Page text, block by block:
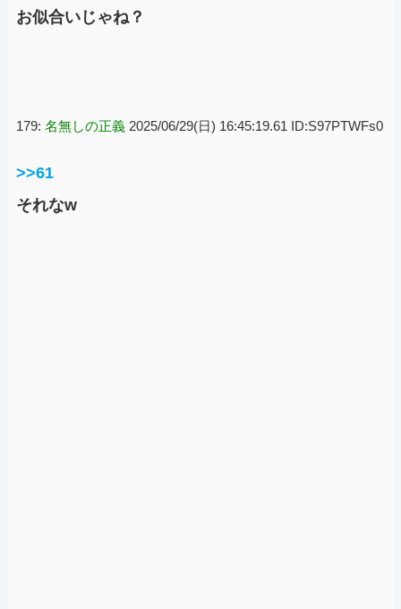
お似合いじゃね？
179: 名無しの正義 2025/06/29(日) 16:45:19.61 ID:S97PTWFs0
>>61
それなw